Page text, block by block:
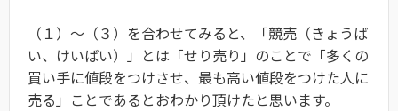
（１）〜（３）を合わせてみると、「競売（きょうば
い、けいばい）」とは「せり売り」のことで「多くの
買い手に値段をつけさせ、最も高い値段をつけた人に
売る」ことであるとおわかり頂けたと思います。